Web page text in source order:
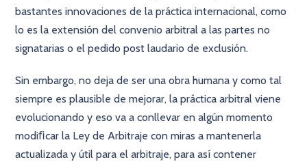
bastantes innovaciones de la práctica internacional, como
lo es la extensión del convenio arbitral a las partes no
signatarias o el pedido post laudario de exclusión.
Sin embargo, no deja de ser una obra humana y como tal
siempre es plausible de mejorar, la práctica arbitral viene
evolucionando y eso va a conllevar en algún momento
modiﬁcar la Ley de Arbitraje con miras a mantenerla
actualizada y útil para el arbitraje, para así contener